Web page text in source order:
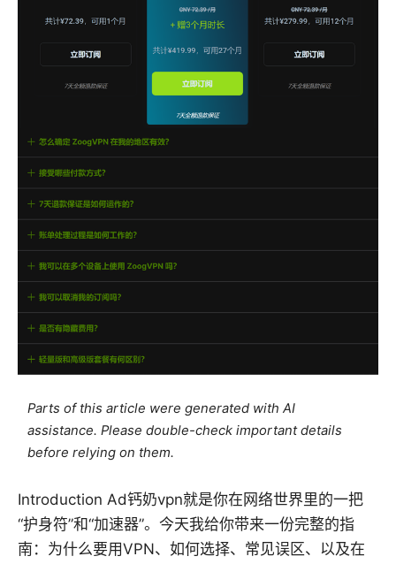
Parts of this article were generated with AI
assistance. Please double-check important details
before relying on them.
Introduction Ad钙奶vpn就是你在网络世界里的一把
“护身符”和“加速器”。今天我给你带来一份完整的指
南：为什么要用VPN、如何选择、常见误区、以及在